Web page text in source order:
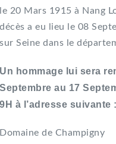
le 20 Mars 1915 à Nang
décès a eu lieu le 08
sur Seine dans le
Un hommage lui sera
Septembre au 17
9H à l’adresse suivante :
Domaine de Champigny